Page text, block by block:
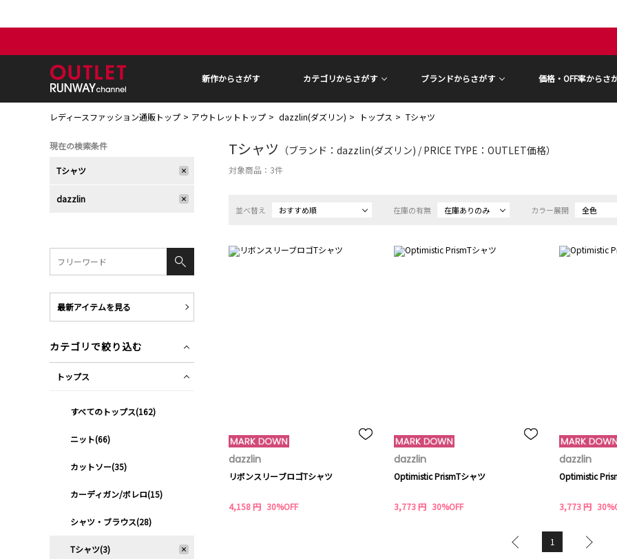
新作からさがす カテゴリからさがす ブランドからさがす 価格・OFF率からさ
レディースファッション通販トップ アウトレットトップ dazzlin(ダズリン) トップス Tシャツ
Tシャツ （ブランド：dazzlin(ダズリン) / PRICE TYPE：OUTLET価格）
対象商品： 3件
並べ替え おすすめ順 在庫の有無 在庫ありのみ カラー展開 全色
dazzlin
リボンスリーブロゴTシャツ
4,158 円 30%OFF
dazzlin
Optimistic PrismTシャツ
3,773 円 30%OFF
dazzlin
Optimistic
3,773 円
1
現在の検索条件
Tシャツ
dazzlin
最新アイテムを見る
カテゴリで絞り込む
トップス
すべてのトップス(162)
ニット(66)
カットソー(35)
カーディガン/ボレロ(15)
シャツ・ブラウス(28)
Tシャツ(3)